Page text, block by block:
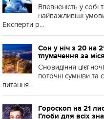
Впевненість у собі
найважливіші
Експерти р...
Сон у ніч з 20 на
тлумачення за
Сновидіння цієї
поточні сумніви та
питання...
Гороскоп на 21
Глоби для всіх